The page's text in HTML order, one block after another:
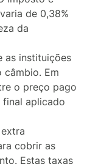
de 0,38%
da
as instituições
câmbio. Em
o preço pago
final aplicado
cobrir as
Estas taxas